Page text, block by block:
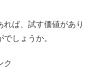
ば、試す価値があり
しょうか。
ク